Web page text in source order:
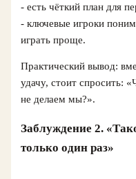
- есть чёткий план для
- ключевые игроки
играть проще.
Практический вывод:
удачу, стоит спросить:
не делаем мы?».
Заблуждение 2.
только один раз»